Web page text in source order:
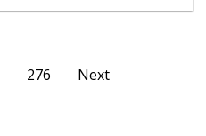
276 Next